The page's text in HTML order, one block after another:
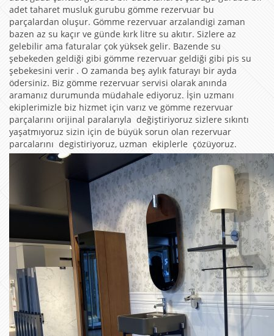
adet taharet musluk gurubu gömme rezervuar bu
parçalardan oluşur. Gömme rezervuar arzalandigi zaman
bazen az su kaçır ve günde kırk litre su akıtır. Sizlere az
gelebilir ama faturalar çok yüksek gelir. Bazende su
şebekeden geldiği gibi gömme rezervuar geldiği gibi pis su
şebekesini verir . O zamanda beş aylık faturayı bir ayda
ödersiniz. Biz gömme rezervuar servisi olarak anında
aramanız durumunda müdahale ediyoruz. İşin uzmanı
ekiplerimizle biz hizmet için varız ve gömme rezervuar
parçalarını orijinal paralarıyla değiştiriyoruz sizlere sıkıntı
yaşatmıyoruz sizin için de büyük sorun olan rezervuar
parcalarını degistiriyoruz, uzman ekiplerle çözüyoruz.